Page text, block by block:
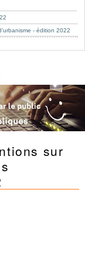
- édition 2022
sur